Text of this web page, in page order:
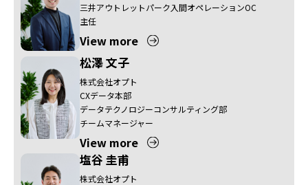
三井アウトレットパーク入間オペレーションOC
主任
View more
松澤 文子
株式会社オプト
CXデータ本部
データテクノロジーコンサルティング部
チームマネージャー
View more
塩谷 圭甫
株式会社オプト